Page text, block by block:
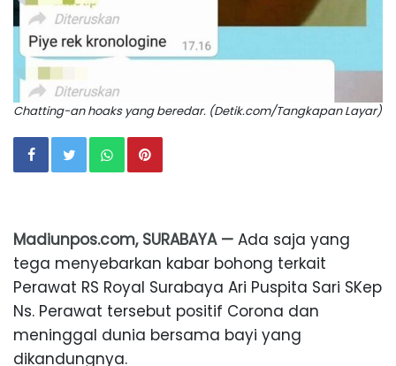
Chatting-an hoaks yang beredar. (Detik.com/Tangkapan Layar)
Madiunpos.com, SURABAYA — Ada saja yang
tega menyebarkan kabar bohong terkait
Perawat RS Royal Surabaya Ari Puspita Sari SKep
Ns. Perawat tersebut positif Corona dan
meninggal dunia bersama bayi yang
dikandungnya.